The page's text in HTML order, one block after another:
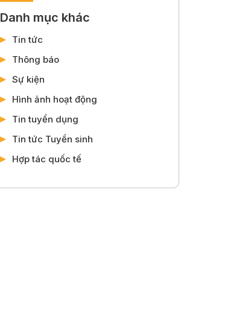
Danh mục khác
Tin tức
Thông báo
Sự kiện
Hình ảnh hoạt động
Tin tuyển dụng
Tin tức Tuyển sinh
Hợp tác quốc tế